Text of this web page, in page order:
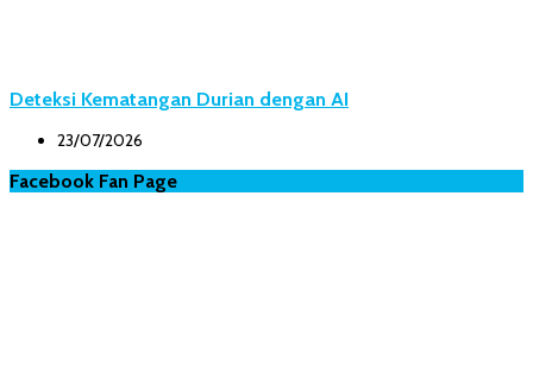
Deteksi Kematangan Durian dengan AI
23/07/2026
Facebook Fan Page